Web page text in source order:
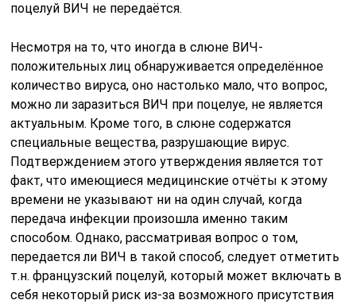
поцелуй ВИЧ не передаётся.
Несмотря на то, что иногда в слюне ВИЧ-
положительных лиц обнаруживается определённое
количество вируса, оно настолько мало, что вопрос,
можно ли заразиться ВИЧ при поцелуе, не является
актуальным. Кроме того, в слюне содержатся
специальные вещества, разрушающие вирус.
Подтверждением этого утверждения является тот
факт, что имеющиеся медицинские отчёты к этому
времени не указывают ни на один случай, когда
передача инфекции произошла именно таким
способом. Однако, рассматривая вопрос о том,
передается ли ВИЧ в такой способ, следует отметить
т.н. французский поцелуй, который может включать в
себя некоторый риск из-за возможного присутствия